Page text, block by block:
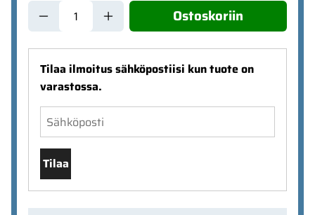
Ostoskoriin
Tilaa ilmoitus sähköpostiisi kun tuote on
varastossa.
Tilaa